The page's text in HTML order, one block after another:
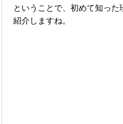
ということで、初めて知っ
紹介しますね。